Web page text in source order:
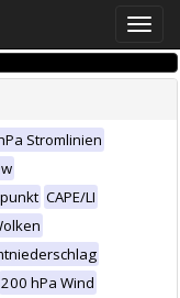
Toggle
Stromlinien
CAPE/LI
200 hPa Wind